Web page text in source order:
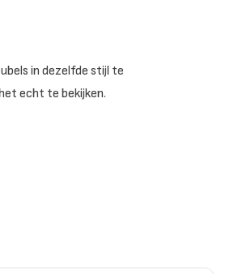
in dezelfde stijl te
echt te bekijken.